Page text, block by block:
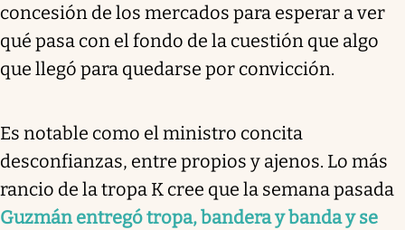
concesión de los mercados para esperar a ver
qué pasa con el fondo de la cuestión que algo
que llegó para quedarse por convicción.
Es notable como el ministro concita
desconfianzas, entre propios y ajenos. Lo más
rancio de la tropa K cree que la semana pasada
Guzmán entregó tropa, bandera y banda y se